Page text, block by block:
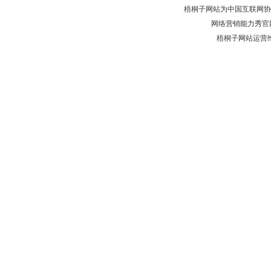
梧桐子网站为中国互联网
网络营销能力秀官
梧桐子网站运营